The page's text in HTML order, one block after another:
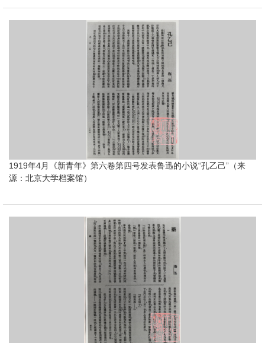
1919年4月《新青年》第六卷第四号发表鲁迅的小说“孔乙己”（来
源：北京大学档案馆）